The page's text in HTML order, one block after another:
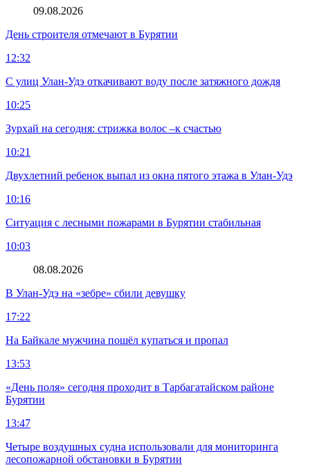
09.08.2026
День строителя отмечают в Бурятии
12:32
С улиц Улан-Удэ откачивают воду после затяжного дождя
10:25
Зурхай на сегодня: стрижка волос –к счастью
10:21
Двухлетний ребенок выпал из окна пятого этажа в Улан-Удэ
10:16
Ситуация с лесными пожарами в Бурятии стабильная
10:03
08.08.2026
В Улан-Удэ на «зебре» сбили девушку
17:22
На Байкале мужчина пошёл купаться и пропал
13:53
«День поля» сегодня проходит в Тарбагатайском районе
Бурятии
13:47
Четыре воздушных судна использовали для мониторинга
лесопожарной обстановки в Бурятии